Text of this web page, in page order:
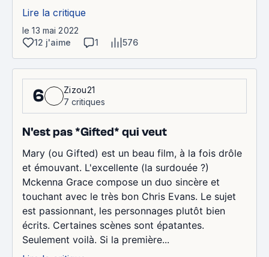
Lire la critique
le 13 mai 2022
12 j'aime
1 576
6
Zizou21
7 critiques
N'est pas *Gifted* qui veut
Mary (ou Gifted) est un beau film, à la fois drôle
et émouvant. L'excellente (la surdouée ?)
Mckenna Grace compose un duo sincère et
touchant avec le très bon Chris Evans. Le sujet
est passionnant, les personnages plutôt bien
écrits. Certaines scènes sont épatantes.
Seulement voilà. Si la première...